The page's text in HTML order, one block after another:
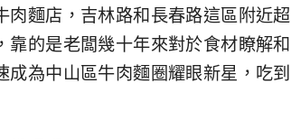
肉麵店，吉林路和長春路這區附近超
的是老闆幾十年來對於食材瞭解和
為中山區牛肉麵圈耀眼新星，吃到